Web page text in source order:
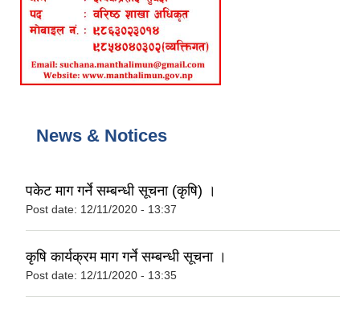
News & Notices
पकेट माग गर्ने सम्बन्धी सूचना (कृषि) ।
Post date: 12/11/2020 - 13:37
कृषि कार्यक्रम माग गर्ने सम्बन्धी सूचना ।
Post date: 12/11/2020 - 13:35